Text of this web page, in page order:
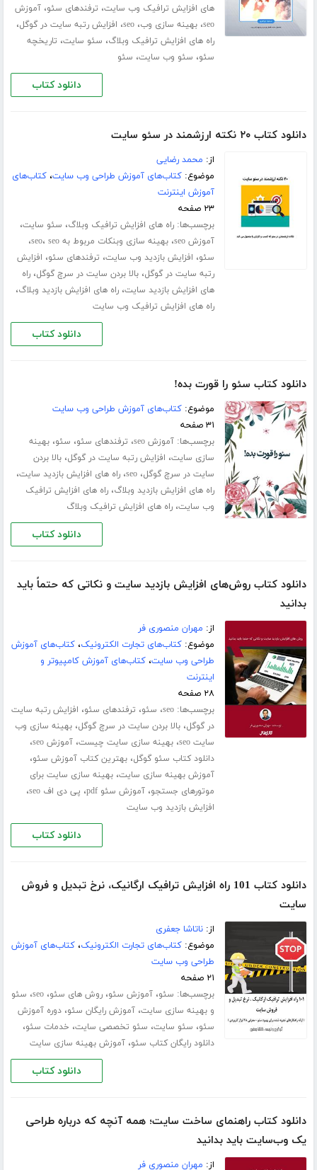
های افزایش ترافیک وب سایت، ترفندهای سئو،آموزش
seo،بهینه سازی وب،seo، افزایش رتبه سایت در گوگل،
راه های افزایش ترافیک وبلاگ، سئو سایت، تاریخچه
سئو، سئو وب سایت، سئو
دانلود کتاب
دانلود کتاب ۲۰ نکته ارزشمند در سئو سایت
از: محمد رضایی
موضوع:کتاب‌های آموزش طراحی وب سایت،کتاب‌های
آموزش اینترنت
۲۳ صفحه
برچسب‌ها:راه های افزایش ترافیک وبلاگ، سئو سایت،
آموزش seo ،بهینه سازی وبنکات مربوط به seo ، seo ،
سئو، افزایش بازدید وب سایت، ترفندهای سئو، افزایش
رتبه سایت در گوگل،بالا بردن سایت در سرچ گوگل،راه
های افزایش بازدید سایت،راه های افزایش بازدید وبلاگ،
راه های افزایش ترافیک وب سایت
دانلود کتاب
دانلود کتاب سئو را قورت بده!
موضوع:کتاب‌های آموزش طراحی وب سایت
۳۱ صفحه
برچسب‌ها:آموزش seo ، ترفندهای سئو، سئو،بهینه
سازی سایت، افزایش رتبه سایت در گوگل،بالا بردن
سایت در سرچ گوگل،seo،راه های افزایش بازدید سایت،
راه های افزایش بازدید وبلاگ،راه های افزایش ترافیک
وب سایت،راه های افزایش ترافیک وبلاگ
دانلود کتاب
دانلود کتاب روش‌های افزایش بازدید سایت و نکاتی که حتماً باید
بدانید
از: مهران منصوری فر
موضوع:کتاب‌های تجارت الکترونیک،کتاب‌های آموزش
طراحی وب سایت،کتاب‌های آموزش کامپیوتر و
اینترنت
۲۸ صفحه
برچسب‌ها:seo، سئو، ترفندهای سئو، افزایش رتبه سایت
در گوگل،بالا بردن سایت در سرچ گوگل،بهینه سازی وب
سایت seo
،بهینه سازی سایت چیست،آموزش seo ،
دانلود کتاب سئو گوگل،بهترین کتاب آموزش سئو،
آموزش بهینه سازی سایت،بهینه سازی سایت برای
موتورهای جستجو،آموزش سئو pdf ، پی دی اف seo ،
افزایش بازدید وب سایت
دانلود کتاب
دانلود کتاب 101 راه افزایش ترافیک ارگانیک‌، نرخ تبدیل و فروش
سایت
از:ناتاشا جعفری
موضوع:کتاب‌های تجارت الکترونیک،کتاب‌های آموزش
طراحی وب سایت
۲۱ صفحه
برچسب‌ها: سئو،آموزش سئو،روش های سئو،seo، سئو
و بهینه سازی سایت،آموزش رایگان سئو،دوره آموزش
سئو، سئو سایت، سئو تخصصی سایت، خدمات سئو،
دانلود رایگان کتاب سئو،آموزش بهینه سازی سایت
دانلود کتاب
دانلود کتاب راهنمای ساخت سایت؛ همه آنچه که درباره طراحی
یک وب‌سایت باید بدانید
از: مهران منصوری فر